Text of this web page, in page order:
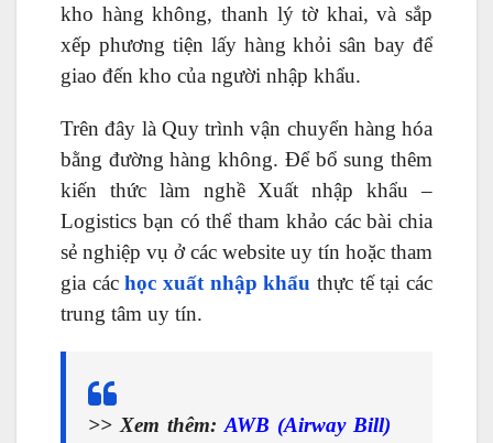
kho hàng không, thanh lý tờ khai, và sắp
xếp phương tiện lấy hàng khỏi sân bay để
giao đến kho của người nhập khẩu.
Trên đây là Quy trình vận chuyển hàng hóa
bằng đường hàng không. Để bổ sung thêm
kiến thức làm nghề Xuất nhập khẩu –
Logistics bạn có thể tham khảo các bài chia
sẻ nghiệp vụ ở các website uy tín hoặc tham
gia cáchọc xuất nhập khẩu thực tế tại các
trung tâm uy tín.
>> Xem thêm: AWB (Airway Bill)